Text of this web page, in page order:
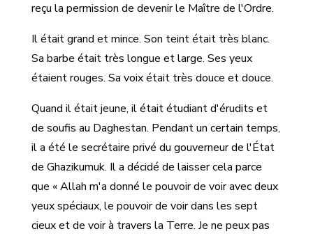
reçu la permission de devenir le Maître de l'Ordre.
Il était grand et mince. Son teint était très blanc.
Sa barbe était très longue et large. Ses yeux
étaient rouges. Sa voix était très douce et douce.
Quand il était jeune, il était étudiant d'érudits et
de soufis au Daghestan. Pendant un certain temps,
il a été le secrétaire privé du gouverneur de l'État
de Ghazikumuk. Il a décidé de laisser cela parce
que « Allah m'a donné le pouvoir de voir avec deux
yeux spéciaux, le pouvoir de voir dans les sept
cieux et de voir à travers la Terre. Je ne peux pas